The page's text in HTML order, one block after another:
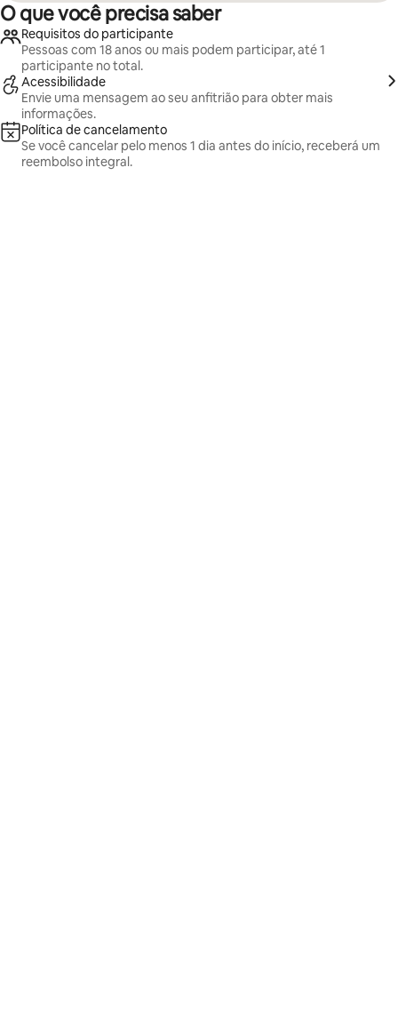
O que você precisa saber
Requisitos do participante
Pessoas com 18 anos ou mais podem participar, até 1
participante no total.
Acessibilidade
Envie uma mensagem ao seu anfitrião para obter mais
informações.
Política de cancelamento
Se você cancelar pelo menos 1 dia antes do início, receberá um
reembolso integral.